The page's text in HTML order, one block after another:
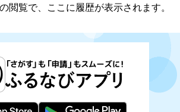
閲覧で、ここに履歴が表示されます。